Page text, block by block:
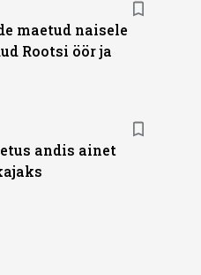
maetud naisele
Rootsi öör ja
andis ainet